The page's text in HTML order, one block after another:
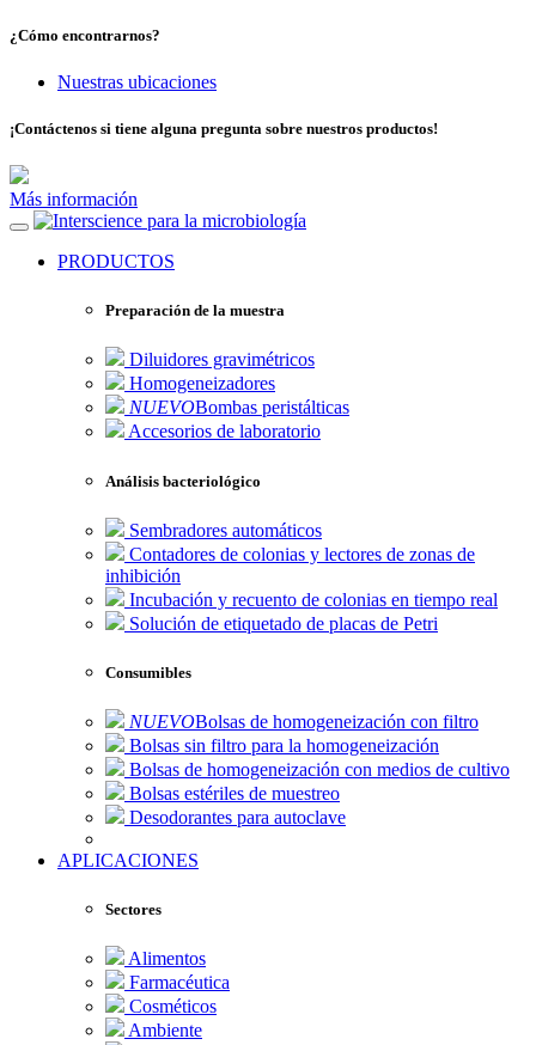
¿Cómo encontrarnos?
Nuestras ubicaciones
¡Contáctenos si tiene alguna pregunta sobre nuestros productos!
Más información
para la microbiología
PRODUCTOS
Preparación de la muestra
Diluidores gravimétricos
Homogeneizadores
NUEVOBombas peristálticas
Accesorios de laboratorio
Análisis bacteriológico
Sembradores automáticos
Contadores de colonias y lectores de zonas de
inhibición
Incubación y recuento de colonias en tiempo real
Solución de etiquetado de placas de Petri
Consumibles
NUEVOBolsas de homogeneización con filtro
Bolsas sin filtro para la homogeneización
Bolsas de homogeneización con medios de cultivo
Bolsas estériles de muestreo
Desodorantes para autoclave
APLICACIONES
Sectores
Alimentos
Farmacéutica
Cosméticos
Ambiente